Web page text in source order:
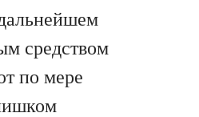
средством
по мере